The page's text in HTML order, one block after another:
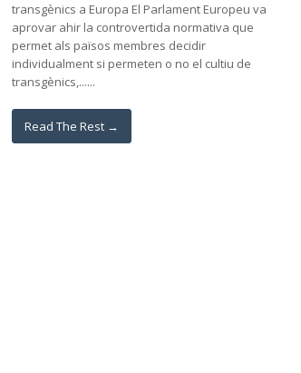
transgènics a Europa El Parlament Europeu va
aprovar ahir la controvertida normativa que
permet als països membres decidir
individualment si permeten o no el cultiu de
transgènics,......
Read The Rest →